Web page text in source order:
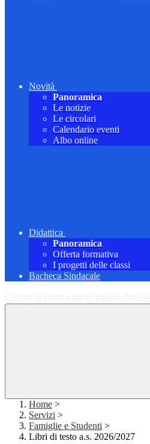
Novità
Panoramica
Le notizie
Le circolari
Calendario eventi
Albo online
Didattica
Panoramica
Offerta formativa
I progetti delle classi
Bacheca Sindacale
Campo di ricerca per le pagine del sito
Home >
Servizi >
Famiglie e Studenti >
Libri di testo a.s. 2026/2027